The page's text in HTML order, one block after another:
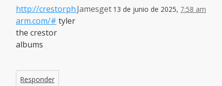
Jamesget 13 de junio de 2025, 7:58 am
http://crestorph
arm.com/# tyler
the crestor
albums
Responder